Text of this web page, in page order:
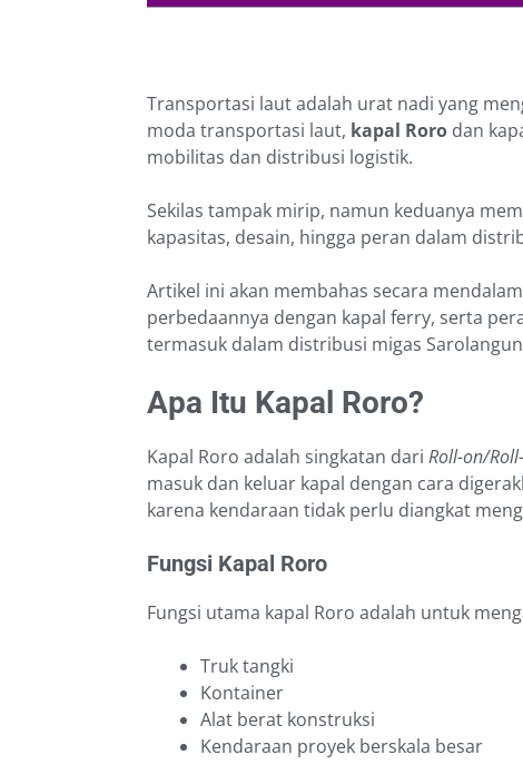
Transportasi laut adalah urat nadi yang
moda transportasi laut, kapal Roro dan
mobilitas dan distribusi logistik.
Sekilas tampak mirip, namun keduanya
kapasitas, desain, hingga peran dalam
Artikel ini akan membahas secara
perbedaannya dengan kapal ferry, serta
termasuk dalam distribusi migas
Apa Itu Kapal Roro?
Kapal Roro adalah singkatan dari Roll-on/
masuk dan keluar kapal dengan cara
karena kendaraan tidak perlu diangkat
Fungsi Kapal Roro
Fungsi utama kapal Roro adalah untuk
Truk tangki
Kontainer
Alat berat konstruksi
Kendaraan proyek berskala besar